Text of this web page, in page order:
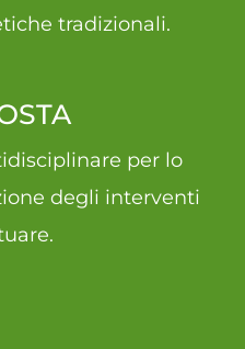
tradizionali.
per lo
degli interventi